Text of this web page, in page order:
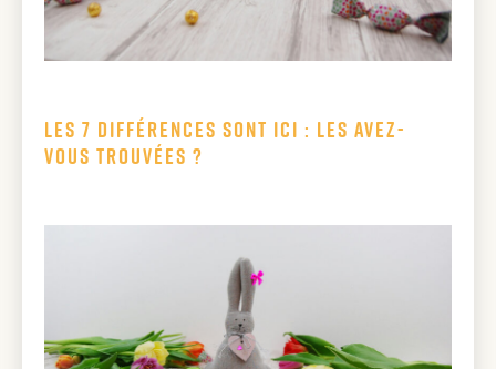
Les 7 différences sont ici : les avez-
vous trouvées ?